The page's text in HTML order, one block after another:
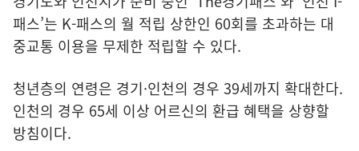
패스’는 K-패스의 월 적립 상한인 60회를 초과하는 대
중교통 이용을 무제한 적립할 수 있다.
청년층의 연령은 경기·인천의 경우 39세까지 확대한다.
인천의 경우 65세 이상 어르신의 환급 혜택을 상향할
방침이다.